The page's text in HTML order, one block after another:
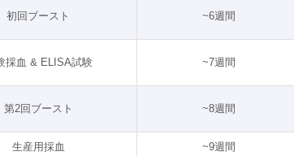
初回ブースト ~6週間
採血 & ELISA試験 ~7週間
第2回ブースト ~8週間
生産用採血 ~9週間